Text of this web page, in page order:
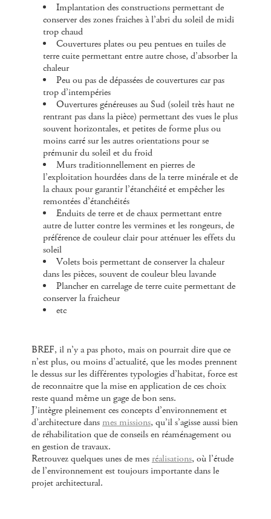
Implantation des constructions permettant de
conserver des zones fraiches à l’abri du soleil de midi
trop chaud
Couvertures plates ou peu pentues en tuiles de
terre cuite permettant entre autre chose, d’absorber la
chaleur
Peu ou pas de dépassées de couvertures car pas
trop d’intempéries
Ouvertures généreuses au Sud (soleil très haut ne
rentrant pas dans la pièce) permettant des vues le plus
souvent horizontales, et petites de forme plus ou
moins carré sur les autres orientations pour se
prémunir du soleil et du froid
Murs traditionnellement en pierres de
l’exploitation hourdées dans de la terre minérale et de
la chaux pour garantir l’étanchéité et empêcher les
remontées d’étanchéités
Enduits de terre et de chaux permettant entre
autre de lutter contre les vermines et les rongeurs, de
préférence de couleur clair pour atténuer les effets du
soleil
Volets bois permettant de conserver la chaleur
dans les pièces, souvent de couleur bleu lavande
Plancher en carrelage de terre cuite permettant de
conserver la fraicheur
etc
BREF, il n’y a pas photo, mais on pourrait dire que ce
n’est plus, ou moins d’actualité, que les modes prennent
le dessus sur les différentes typologies d’habitat, force est
de reconnaitre que la mise en application de ces choix
reste quand même un gage de bon sens.
J’intègre pleinement ces concepts d’environnement et
d’architecture dansmes missions, qu’il s’agisse aussi bien
de réhabilitation que de conseils en réaménagement ou
en gestion de travaux.
Retrouvez quelques unes de mesréalisations, où l’étude
de l’environnement est toujours importante dans le
projet architectural.